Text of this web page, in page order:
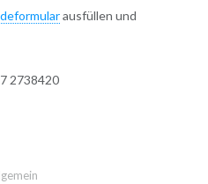
ausfüllen und
2738420